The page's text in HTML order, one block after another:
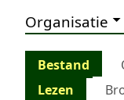
Organisatie
Bestand
Lezen